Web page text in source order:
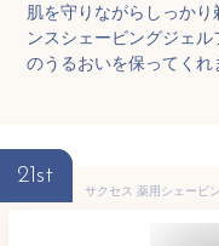
肌を守りながらしっか
ンスシェービングジェ
のうるおいを保ってくれ
21st